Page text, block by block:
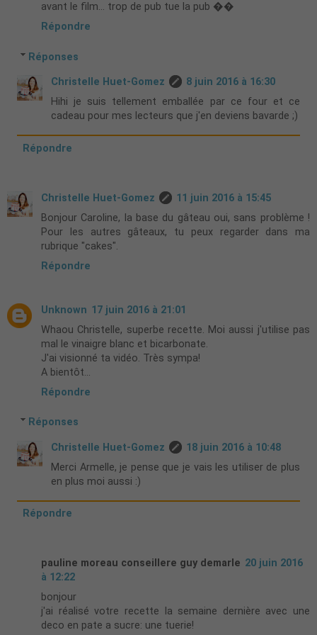
avant le film... trop de pub tue la pub ��
Répondre
Réponses
Christelle Huet-Gomez
8 juin 2016 à 16:30
Hihi je suis tellement emballée par ce four et ce
cadeau pour mes lecteurs que j'en deviens bavarde ;)
Répondre
Christelle Huet-Gomez
11 juin 2016 à 15:45
Bonjour Caroline, la base du gâteau oui, sans problème !
Pour les autres gâteaux, tu peux regarder dans ma
rubrique "cakes".
Répondre
Unknown 17 juin 2016 à 21:01
Whaou Christelle, superbe recette. Moi aussi j'utilise pas
mal le vinaigre blanc et bicarbonate.
J'ai visionné ta vidéo. Très sympa!
A bientôt...
Répondre
Réponses
Christelle Huet-Gomez
18 juin 2016 à 10:48
Merci Armelle, je pense que je vais les utiliser de plus
en plus moi aussi :)
Répondre
pauline moreau conseillere guy demarle 20 juin 2016
à 12:22
bonjour
j'ai réalisé votre recette la semaine dernière avec une
deco en pate a sucre: une tuerie!